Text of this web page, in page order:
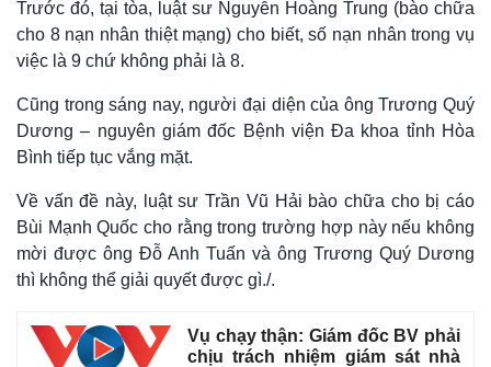
Trước đó, tại tòa, luật sư Nguyễn Hoàng Trung (bào chữa
cho 8 nạn nhân thiệt mạng) cho biết, số nạn nhân trong vụ
việc là 9 chứ không phải là 8.
Cũng trong sáng nay, người đại diện của ông Trương Quý
Dương – nguyên giám đốc Bệnh viện Đa khoa tỉnh Hòa
Bình tiếp tục vắng mặt.
Về vấn đề này, luật sư Trần Vũ Hải bào chữa cho bị cáo
Bùi Mạnh Quốc cho rằng trong trường hợp này nếu không
mời được ông Đỗ Anh Tuấn và ông Trương Quý Dương
thì không thể giải quyết được gì./.
Vụ chạy thận: Giám đốc BV phải
chịu trách nhiệm giám sát nhà